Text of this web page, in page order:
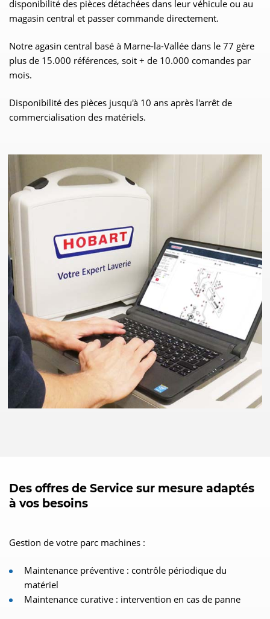
disponibilité des pièces détachées dans leur véhicule ou au
magasin central et passer commande directement.
Notre agasin central basé à Marne-la-Vallée dans le 77 gère
plus de 15.000 références, soit + de 10.000 comandes par
mois.
Disponibilité des pièces jusqu'à 10 ans après l'arrêt de
commercialisation des matériels.
Des offres de Service sur mesure adaptés
à vos besoins
Gestion de votre parc machines :
Maintenance préventive : contrôle périodique du
matériel
Maintenance curative : intervention en cas de panne